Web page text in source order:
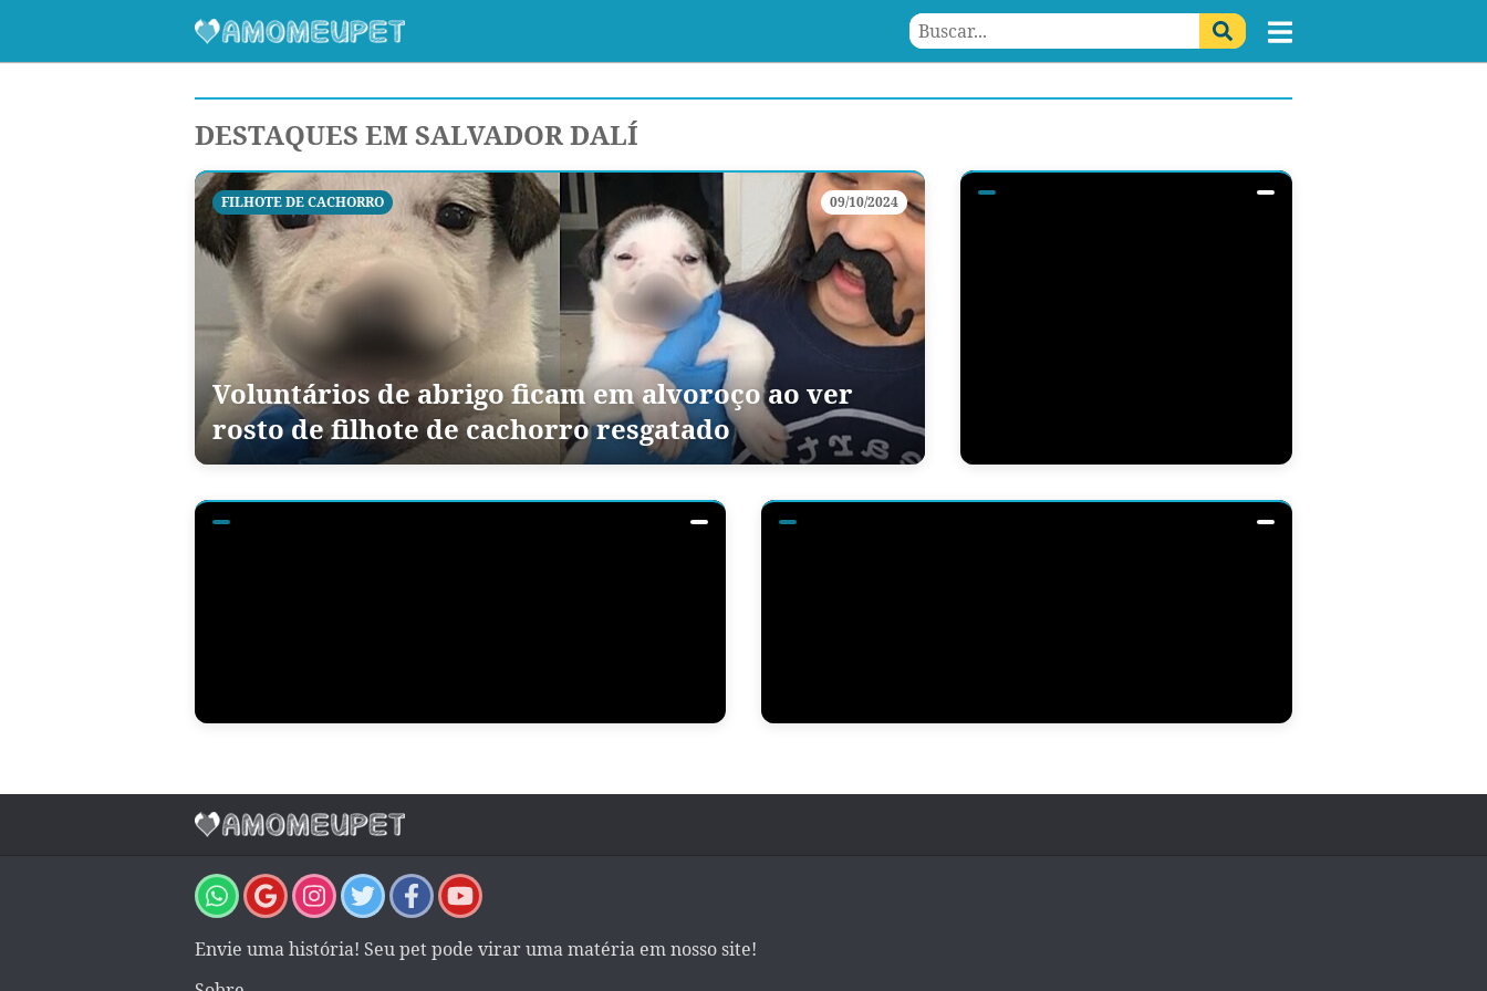
DESTAQUES EM SALVADOR DALÍ
FILHOTE DE CACHORRO 09/10/2024
Voluntários de abrigo ficam em alvoroço ao ver
rosto de filhote de cachorro resgatado
Envie uma história! Seu pet pode virar uma matéria em nosso site!